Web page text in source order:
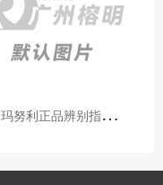
广
州玛努利正品辨别指南：如何区分原装 Manuli 胶管 / 接头 / 扣压机（代理专业版）